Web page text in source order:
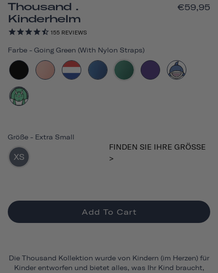
Thousand .
Kinderhelm
155 REVIEWS
€59,95
Farbe - Going Green (with Nylon Straps)
Größe - Extra Small
XS
FINDEN SIE IHRE GRÖSSE >
Add To Cart
Die Thousand Kollektion wurde von Kindern (im Herzen) für
Kinder entworfen und bietet alles, was Ihr Kind braucht,